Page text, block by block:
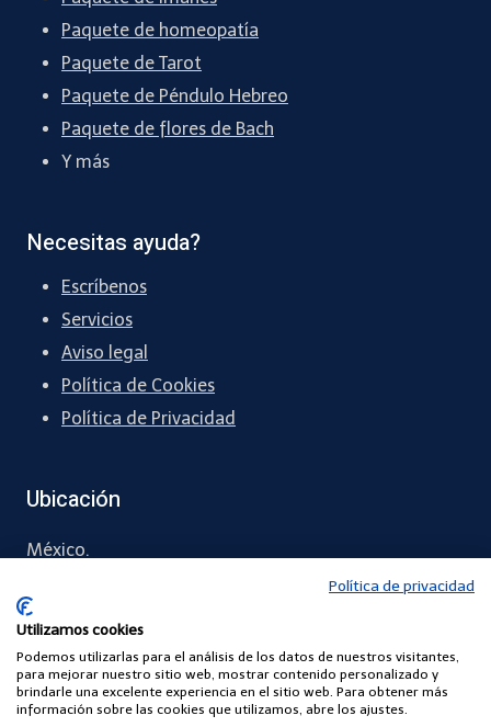
Paquete de homeopatía
Paquete de Tarot
Paquete de Péndulo Hebreo
Paquete de flores de Bach
Y más
Necesitas ayuda?
Escríbenos
Servicios
Aviso legal
Política de Cookies
Política de Privacidad
Ubicación
México.
55 5461 1288
contacto@chapingreen.com
Política de privacidad
Utilizamos cookies
Podemos utilizarlas para el análisis de los datos de nuestros visitantes,
para mejorar nuestro sitio web, mostrar contenido personalizado y
brindarle una excelente experiencia en el sitio web. Para obtener más
información sobre las cookies que utilizamos, abre los ajustes.